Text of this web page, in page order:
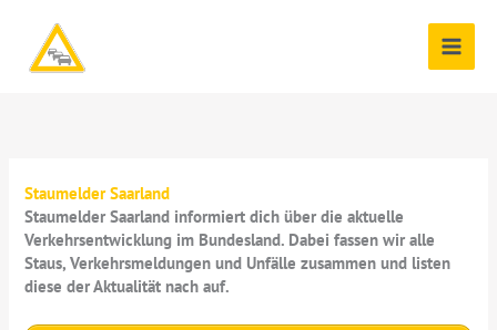
springen
Staumelder Saarland
Staumelder Saarland informiert dich über die aktuelle
Verkehrsentwicklung im Bundesland. Dabei fassen wir alle
Staus, Verkehrsmeldungen und Unfälle zusammen und listen
diese der Aktualität nach auf.